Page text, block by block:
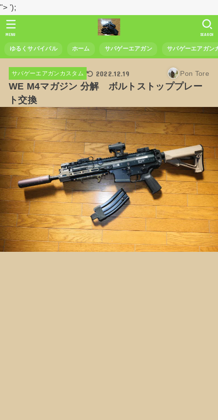
"> ');
ゆるくサバイバル ホーム サバゲーエアガン サバゲーエアガン
SEARCH
MENU
サバゲーエアガンカスタム 2022.12.19 Pon Tore
WE M4マガジン 分解 ボルトストッププレー
ト交換